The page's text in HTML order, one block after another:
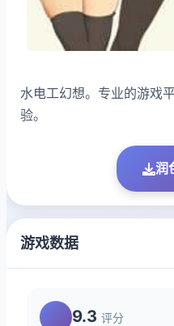
水电工幻想。专业的游戏
验。
润
游戏数据
9.3 评分